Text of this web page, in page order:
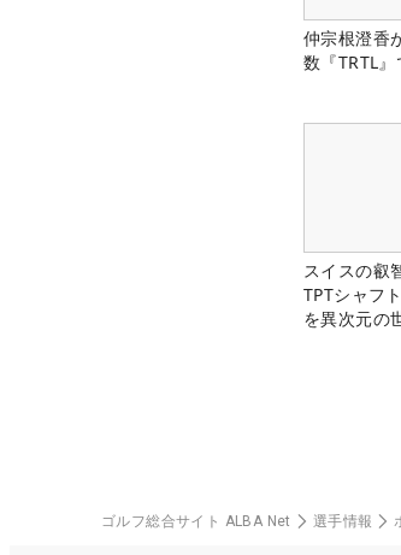
仲宗根澄香
数『TRTL』
スイスの叡
TPTシャフ
を異次元の
ゴルフ総合サイト ALBA Net 選手情報